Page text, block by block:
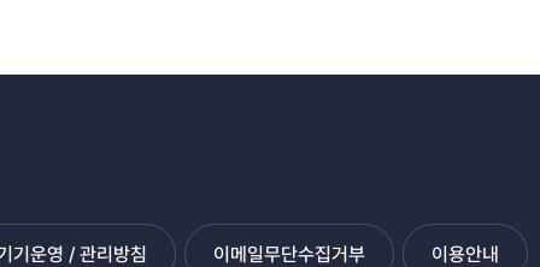
기운영 / 관리방침 이메일무단수집거부 이용안내